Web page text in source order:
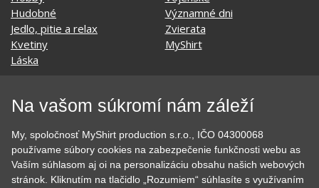
SOCIÁLNE SIETE
KONTAKT
+420 606 105 375
info@myshirt.cz
Na vašom súkromí nám záleží
My, spoločnosť MyShirt production s.r.o., IČO 04300068
používame súbory cookies na zabezpečenie funkčnosti webu as
Vaším súhlasom aj oi na personalizáciu obsahu našich webových
stránok. Kliknutím na tlačidlo „Rozumiem“ súhlasíte s využívaním